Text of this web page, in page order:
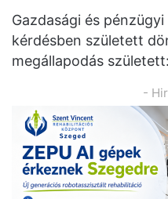
Gazdasági és
kérdésben született
megállapodás született:
-